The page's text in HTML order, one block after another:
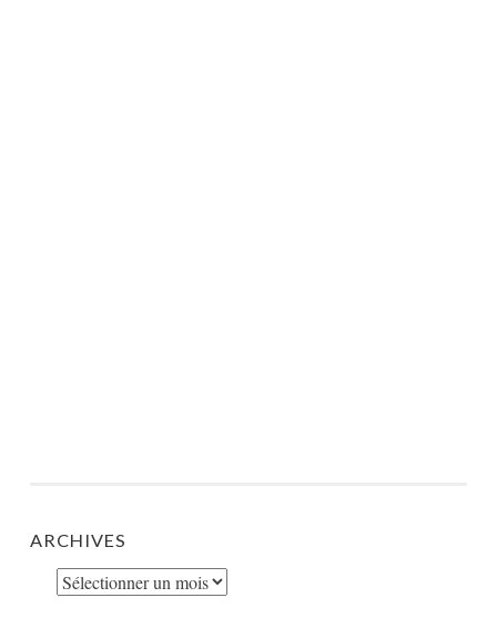
ARCHIVES
Archives